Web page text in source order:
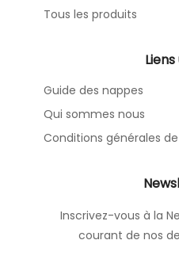
Tous les produits
Guide des nappes
Qui sommes nous
Conditions générales
Inscrivez-vous à la
courant de nos